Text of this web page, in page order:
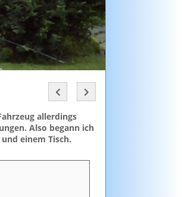
allerdings
Also begann ich
einem Tisch.